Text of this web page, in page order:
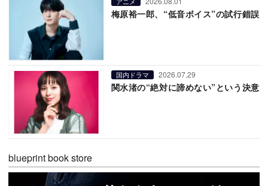
梅原裕一郎、“低音ボイス”の試行錯誤
国内ドラマ 2026.07.29
関水渚の“絶対に諦めない”という決意
blueprint book store